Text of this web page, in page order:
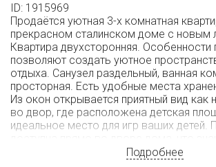
ID: 1915969
Прoдаётся уютная 3-х комнатная
прекрасном сталинском доме с новым
Квартира двухсторонняя. Особенности
позволяют создать уютное
отдыха. Санузел раздельный, ванная
просторная. Есть удобные места
Из окон открывается приятный вид как
во двор, где расположена детская
идеальное место для игр ваших детей.
упрощает вопрос стоянки автомобиля.
Подробнее